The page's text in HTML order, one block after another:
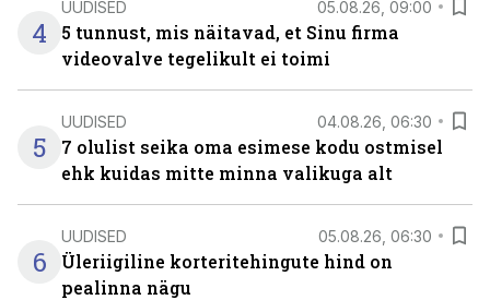
4
UUDISED 05.08.26, 09:00
5 tunnust, mis näitavad, et Sinu firma
videovalve tegelikult ei toimi
5
UUDISED 04.08.26, 06:30
7 olulist seika oma esimese kodu ostmisel
ehk kuidas mitte minna valikuga alt
6
UUDISED 05.08.26, 06:30
Üleriigiline korteritehingute hind on
pealinna nägu